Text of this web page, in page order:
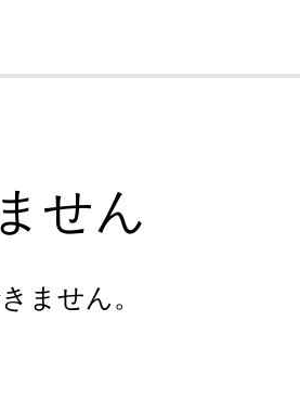
せん
ません。